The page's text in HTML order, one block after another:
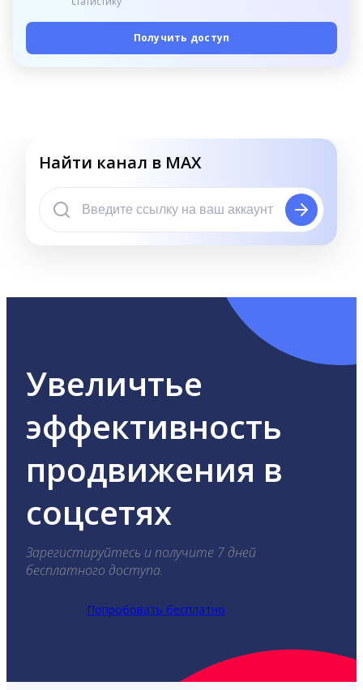
Получить доступ
Найти канал в MAX
Увеличтье
эффективность
продвижения в
соцсетях
Зарегистируйтесь и получите 7 дней
бесплатного доступа.
Попробовать бесплатно